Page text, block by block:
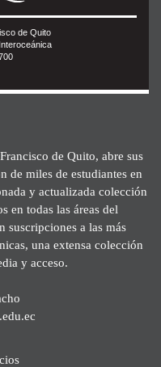
de Quito
de Quito, abre sus
de miles de estudiantes en
y actualizada colección
en todas las áreas del
suscripciones a las más
una extensa colección
y acceso.